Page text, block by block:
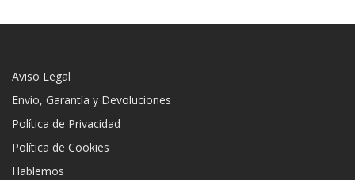
Aviso Legal
Envío, Garantía y Devoluciones
Política de Privacidad
Política de Cookies
Hablemos